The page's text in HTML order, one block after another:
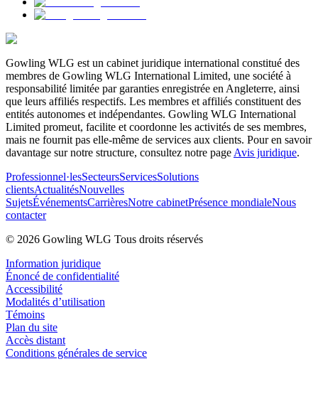
Gowling WLG est un cabinet juridique international constitué des
membres de Gowling WLG International Limited, une société à
responsabilité limitée par garanties enregistrée en Angleterre, ainsi
que leurs affiliés respectifs. Les membres et affiliés constituent des
entités autonomes et indépendantes. Gowling WLG International
Limited promeut, facilite et coordonne les activités de ses membres,
mais ne fournit pas elle-même de services aux clients. Pour en savoir
davantage sur notre structure, consultez notre page Avis juridique.
Professionnel·lesSecteursServicesSolutions
clientsActualitésNouvelles
SujetsÉvénementsCarrièresNotre cabinetPrésence mondialeNous
contacter
© 2026 Gowling WLG Tous droits réservés
Information juridique
Énoncé de confidentialité
Accessibilité
Modalités d’utilisation
Témoins
Plan du site
Accès distant
Conditions générales de service